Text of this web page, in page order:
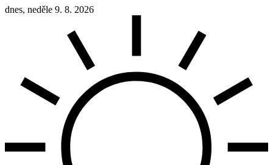
dnes, neděle 9. 8. 2026